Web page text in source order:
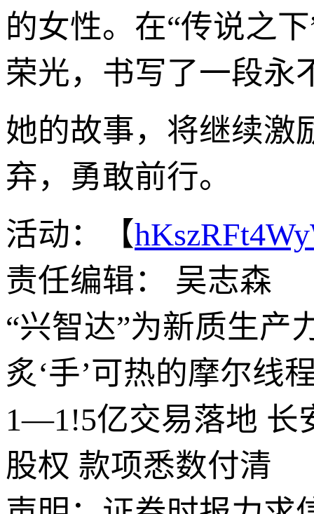
的女性。在“传说之
荣光，书写了一段永
她的故事，将继续激
弃，勇敢前行。
活动：【
责任编辑： 吴志森
“兴智达”为新质生产
炙‘手’可热的摩尔线
1—1!5亿交易落地 长
股权 款项悉数付清